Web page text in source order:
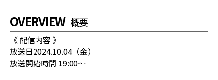
OVERVIEW 概要
《 配信内容 》
放送日2024.10.04（金）
放送開始時間 19:00〜